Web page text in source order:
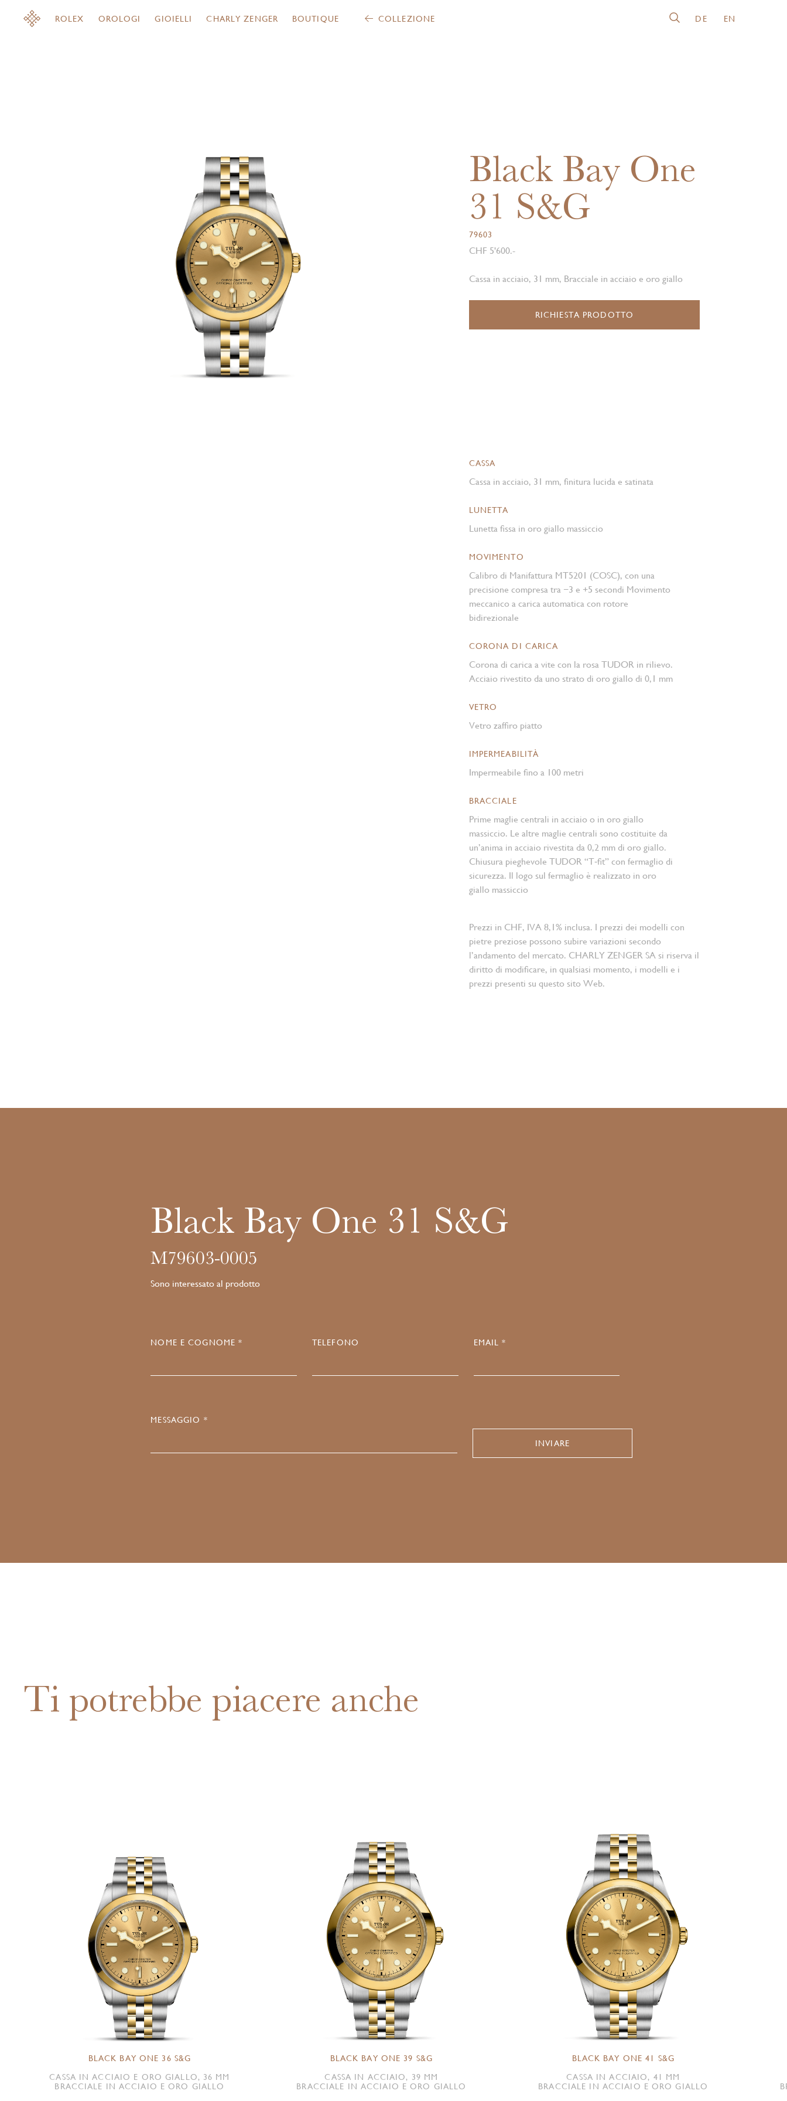
ROLEX OROLOGI GIOIELLI CHARLY ZENGER BOUTIQUE COLLEZIONE DE EN
Black Bay One
31 S&G
79603
CHF 5'600.-
Cassa in acciaio, 31 mm, Bracciale in acciaio e oro giallo
RICHIESTA PRODOTTO
CASSA
Cassa in acciaio, 31 mm, finitura lucida e satinata
LUNETTA
Lunetta fissa in oro giallo massiccio
MOVIMENTO
Calibro di Manifattura MT5201 (COSC), con una
precisione compresa tra −3 e +5 secondi Movimento
meccanico a carica automatica con rotore
bidirezionale
CORONA DI CARICA
Corona di carica a vite con la rosa TUDOR in rilievo.
Acciaio rivestito da uno strato di oro giallo di 0,1 mm
VETRO
Vetro zaffiro piatto
IMPERMEABILITÀ
Impermeabile fino a 100 metri
BRACCIALE
Prime maglie centrali in acciaio o in oro giallo
massiccio. Le altre maglie centrali sono costituite da
un’anima in acciaio rivestita da 0,2 mm di oro giallo.
Chiusura pieghevole TUDOR “T‑fit” con fermaglio di
sicurezza. Il logo sul fermaglio è realizzato in oro
giallo massiccio
Prezzi in CHF, IVA 8,1% inclusa. I prezzi dei modelli con
pietre preziose possono subire variazioni secondo
l’andamento del mercato. CHARLY ZENGER SA si riserva il
diritto di modificare, in qualsiasi momento, i modelli e i
prezzi presenti su questo sito Web.
Black Bay One 31 S&G
M79603-0005
Sono interessato al prodotto
NOME E COGNOME * TELEFONO EMAIL *
MESSAGGIO *
Ti potrebbe piacere anche
BLACK BAY ONE 36 S&G
CASSA IN ACCIAIO E ORO GIALLO, 36 MM
BRACCIALE IN ACCIAIO E ORO GIALLO
BLACK BAY ONE 39 S&G
CASSA IN ACCIAIO, 39 MM
BRACCIALE IN ACCIAIO E ORO GIALLO
BLACK BAY ONE 41 S&G
CASSA IN ACCIAIO, 41 MM
BRACCIALE IN ACCIAIO E ORO GIALLO